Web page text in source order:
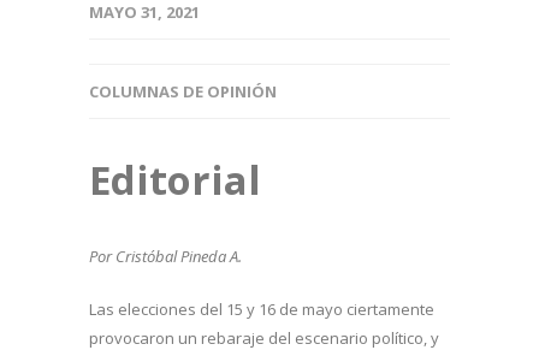
MAYO 31, 2021
COLUMNAS DE OPINIÓN
Editorial
Por Cristóbal Pineda A.
Las elecciones del 15 y 16 de mayo ciertamente
provocaron un rebaraje del escenario político, y